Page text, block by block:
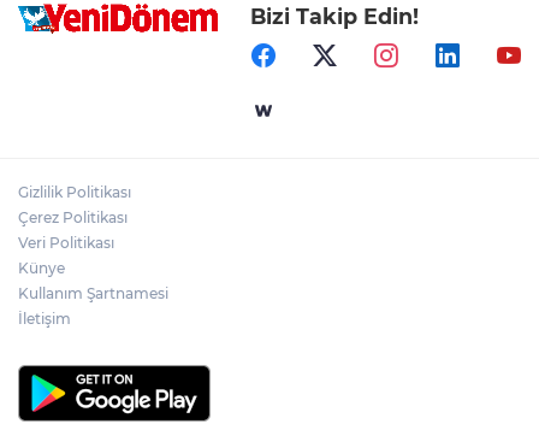
Bizi Takip Edin!
Gizlilik Politikası
Çerez Politikası
Veri Politikası
Künye
Kullanım Şartnamesi
İletişim